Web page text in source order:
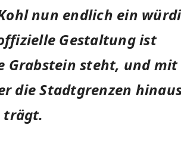
nun endlich ein
Gestaltung ist
Grabstein steht, und
die Stadtgrenzen
trägt.